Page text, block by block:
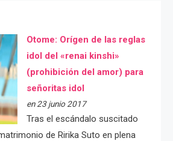
Otome: Orígen de las reglas
idol del «renai kinshi»
(prohibición del amor) para
señoritas idol
en 23 junio 2017
Tras el escándalo suscitado
de Ririka Suto en plena